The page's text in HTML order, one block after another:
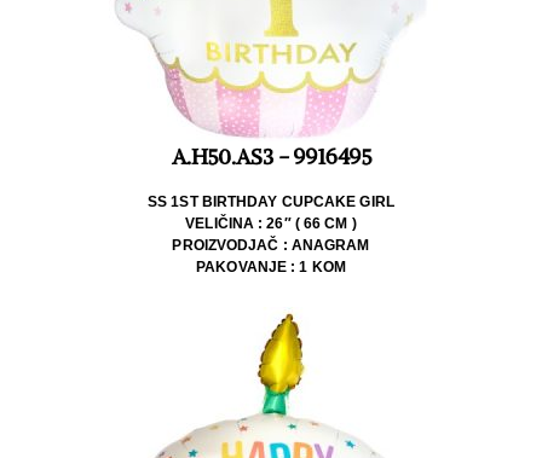
A.H50.AS3 - 9916495
SS 1ST BIRTHDAY CUPCAKE GIRL
VELIČINA : 26″ ( 66 CM )
PROIZVODJAČ : ANAGRAM
PAKOVANJE : 1 KOM